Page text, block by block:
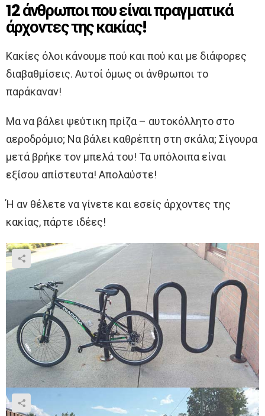
12 άνθρωποι που είναι πραγματικά
άρχοντες της κακίας!
Κακίες όλοι κάνουμε πού και πού και με διάφορες
διαβαθμίσεις. Αυτοί όμως οι άνθρωποι το
παράκαναν!
Μα να βάλει ψεύτικη πρίζα – αυτοκόλλητο στο
αεροδρόμιο; Να βάλει καθρέπτη στη σκάλα; Σίγουρα
μετά βρήκε τον μπελά του! Τα υπόλοιπα είναι
εξίσου απίστευτα! Απολαύστε!
Ή αν θέλετε να γίνετε και εσείς άρχοντες της
κακίας, πάρτε ιδέες!